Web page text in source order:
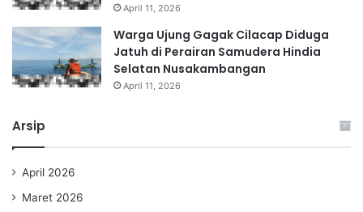
April 11, 2026
Warga Ujung Gagak Cilacap Diduga
Jatuh di Perairan Samudera Hindia
Selatan Nusakambangan
April 11, 2026
Arsip
April 2026
Maret 2026